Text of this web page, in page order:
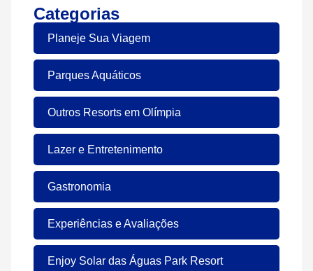
Categorias
Planeje Sua Viagem
Parques Aquáticos
Outros Resorts em Olímpia
Lazer e Entretenimento
Gastronomia
Experiências e Avaliações
Enjoy Solar das Águas Park Resort